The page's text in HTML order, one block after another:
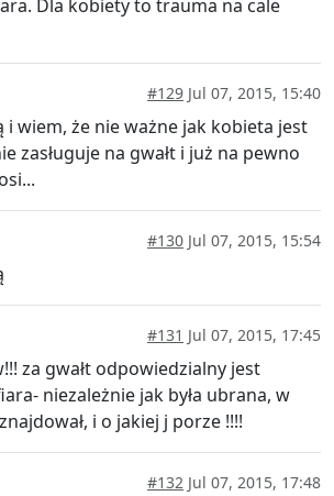
Dla kobiety to trauma na cale
#129 Jul 07, 2015, 15:40
i wiem, że nie ważne jak kobieta jest
zasługuje na gwałt i już na pewno
#130 Jul 07, 2015, 15:54
#131 Jul 07, 2015, 17:45
za gwałt odpowiedzialny jest
niezależnie jak była ubrana, w
i o jakiej j porze !!!!
#132 Jul 07, 2015, 17:48